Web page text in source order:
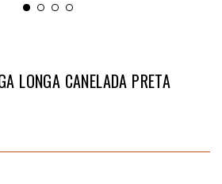
LONGA CANELADA PRETA